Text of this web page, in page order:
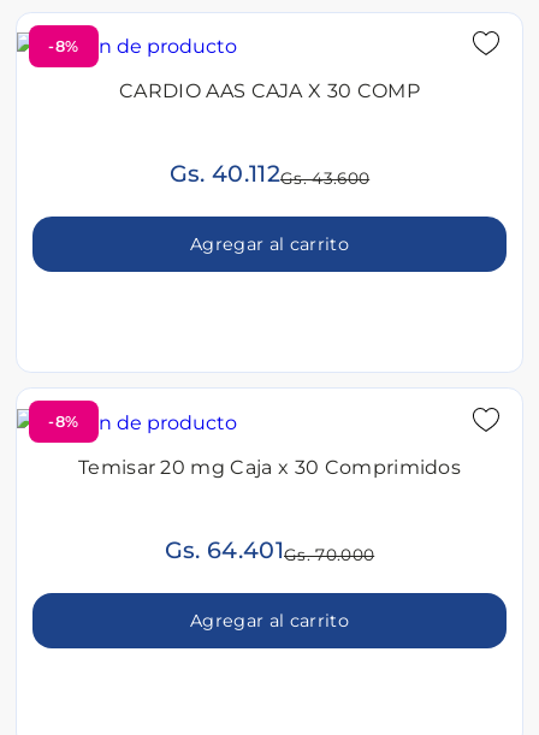
-8%
CARDIO AAS CAJA X 30 COMP
Gs. 40.112Gs. 43.600
Agregar al carrito
-8%
Temisar 20 mg Caja x 30 Comprimidos
Gs. 64.401Gs. 70.000
Agregar al carrito